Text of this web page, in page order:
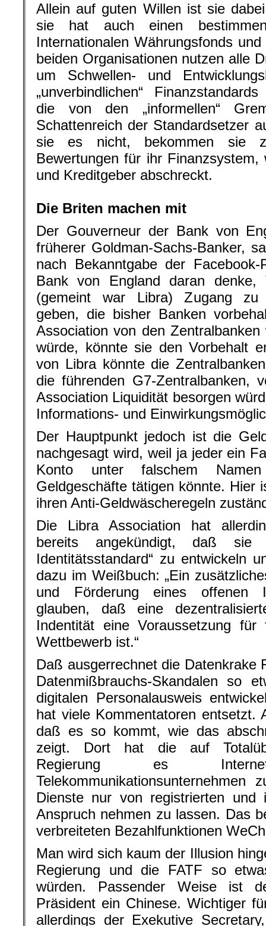
Allein auf guten Willen ist sie
sie hat auch einen
Internationalen Währungsfonds
beiden Organisationen nutzen alle
um Schwellen- und
„unverbindlichen“
die von den „informellen“
Schattenreich der Standardsetzer
sie es nicht, bekommen sie
Bewertungen für ihr
und Kreditgeber abschreckt.
Die Briten machen mit
Der Gouverneur der Bank von
früherer Goldman-Sachs-Banker,
nach Bekanntgabe der
Bank von England daran denke,
(gemeint war Libra) Zugang zu
geben, die bisher Banken
Association von den
würde, könnte sie den Vorbehalt
von Libra könnte die
die führenden G7-Zentralbanken,
Association Liquidität besorgen
Informations- und
Der Hauptpunkt jedoch ist die
nachgesagt wird, weil ja jeder ein
Konto unter falschem
Geldgeschäfte tätigen könnte. Hier
ihren Anti-Geldwäscheregeln
Die Libra Association hat
bereits angekündigt, daß sie
Identitätsstandard“ zu entwickeln
dazu im Weißbuch: „Ein
und Förderung eines offenen
glauben, daß eine
Indentität eine Voraussetzung für
Wettbewerb ist.“
Daß ausgerrechnet die Datenkrake
Datenmißbrauchs-Skandalen so
digitalen Personalausweis
hat viele Kommentatoren entsetzt.
daß es so kommt, wie das
zeigt. Dort hat die auf
Regierung es
Telekommunikationsunternehmen
Dienste nur von registrierten und
Anspruch nehmen zu lassen. Das
verbreiteten Bezahlfunktionen
Man wird sich kaum der Illusion
Regierung und die FATF so
würden. Passender Weise ist
Präsident ein Chinese. Wichtiger
allerdings der Exekutive